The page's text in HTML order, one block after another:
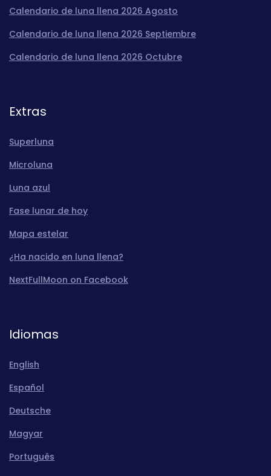
Calendario de luna llena 2026 Agosto
Calendario de luna llena 2026 Septiembre
Calendario de luna llena 2026 Octubre
Extras
Superluna
Microluna
Luna azul
Fase lunar de hoy
Mapa estelar
¿Ha nacido en luna llena?
NextFullMoon on Facebook
Idiomas
English
Español
Deutsche
Magyar
Português